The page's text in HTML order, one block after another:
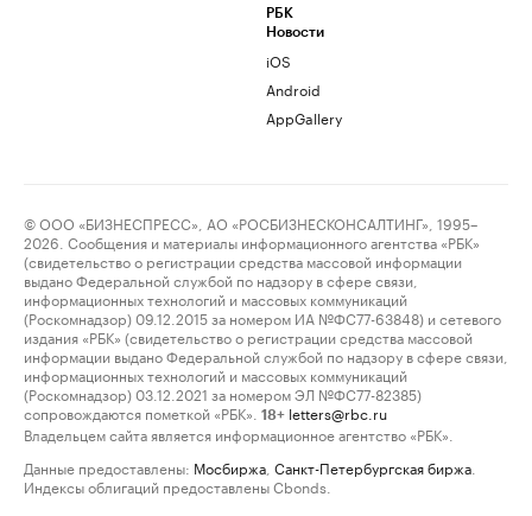
РБК
Новости
iOS
Android
AppGallery
© ООО «БИЗНЕСПРЕСС», АО «РОСБИЗНЕСКОНСАЛТИНГ», 1995–
2026. Сообщения и материалы информационного агентства «РБК»
(свидетельство о регистрации средства массовой информации
выдано Федеральной службой по надзору в сфере связи,
информационных технологий и массовых коммуникаций
(Роскомнадзор) 09.12.2015 за номером ИА №ФС77-63848) и сетевого
издания «РБК» (свидетельство о регистрации средства массовой
информации выдано Федеральной службой по надзору в сфере связи,
информационных технологий и массовых коммуникаций
(Роскомнадзор) 03.12.2021 за номером ЭЛ №ФС77-82385)
сопровождаются пометкой «РБК».
18+ letters@rbc.ru
Владельцем сайта является информационное агентство «РБК».
Данные предоставлены: Мосбиржа Санкт-Петербургская биржа
Индексы облигаций предоставлены Cbonds.